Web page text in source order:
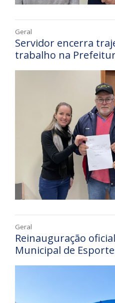
Geral
Servidor encerra
trabalho na
Geral
Reinauguração
Municipal de